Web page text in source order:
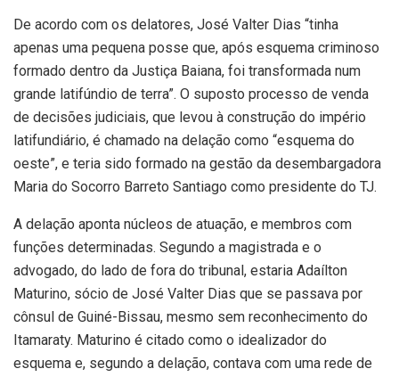
De acordo com os delatores, José Valter Dias “tinha
apenas uma pequena posse que, após esquema criminoso
formado dentro da Justiça Baiana, foi transformada num
grande latifúndio de terra”. O suposto processo de venda
de decisões judiciais, que levou à construção do império
latifundiário, é chamado na delação como “esquema do
oeste”, e teria sido formado na gestão da desembargadora
Maria do Socorro Barreto Santiago como presidente do TJ.
A delação aponta núcleos de atuação, e membros com
funções determinadas. Segundo a magistrada e o
advogado, do lado de fora do tribunal, estaria Adaílton
Maturino, sócio de José Valter Dias que se passava por
cônsul de Guiné-Bissau, mesmo sem reconhecimento do
Itamaraty. Maturino é citado como o idealizador do
esquema e, segundo a delação, contava com uma rede de